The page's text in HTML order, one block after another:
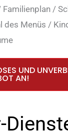
Familienplan /
des Menüs /
UND
AN!